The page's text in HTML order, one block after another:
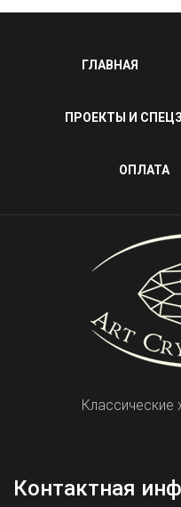
ГЛАВНАЯ
ПРОЕКТЫ И
ОПЛАТА
Классические
Контактная